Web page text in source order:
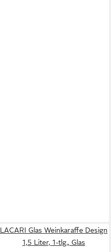
LACARI Glas Weinkaraffe Design
1,5 Liter, 1-tlg., Glas